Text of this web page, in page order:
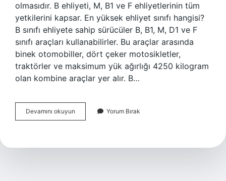
olmasıdır. B ehliyeti, M, B1 ve F ehliyetlerinin tüm
yetkilerini kapsar. En yüksek ehliyet sınıfı hangisi?
B sınıfı ehliyete sahip sürücüler B, B1, M, D1 ve F
sınıfı araçları kullanabilirler. Bu araçlar arasında
binek otomobiller, dört çeker motosikletler,
traktörler ve maksimum yük ağırlığı 4250 kilogram
olan kombine araçlar yer alır. B…
Devamını okuyun
Sınıfı
Nedir
Yorum Bırak